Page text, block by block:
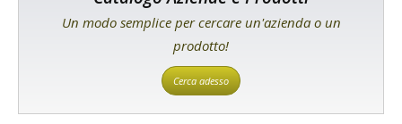
Un modo semplice per cercare un'azienda o un
prodotto!
Cerca adesso